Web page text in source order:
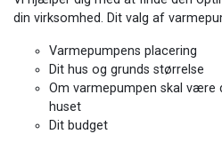
din virksomhed. Dit valg af
Varmepumpens placering
​Dit hus og grunds størrelse
​Om varmepumpen skal være
huset
​Dit budget